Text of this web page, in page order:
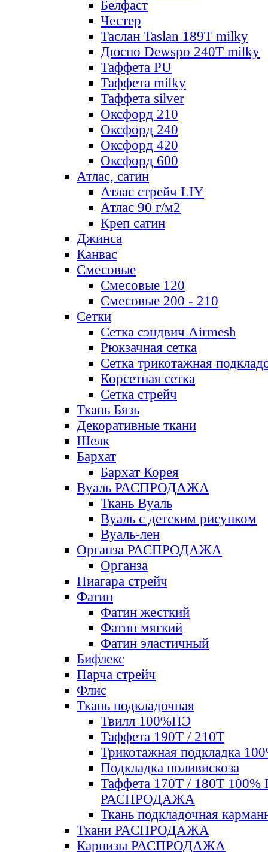
Белфаст
Честер
Таслан Taslan 189T milky
Дюспо Dewspo 240T milky
Таффета PU
Таффета milky
Таффета silver
Оксфорд 210
Оксфорд 240
Оксфорд 420
Оксфорд 600
Атлас, сатин
Атлас стрейч LIY
Атлас 90 г/м2
Креп сатин
Джинса
Канвас
Смесовые
Смесовые 120
Смесовые 200 - 210
Сетки
Сетка сэндвич Airmesh
Рюкзачная сетка
Сетка трикотажная
Корсетная сетка
Сетка стрейч
Ткань Бязь
Декоративные ткани
Шелк
Бархат
Бархат Корея
Вуаль РАСПРОДАЖА
Ткань Вуаль
Вуаль с детским рисунком
Вуаль-лен
Органза РАСПРОДАЖА
Органза
Ниагара стрейч
Фатин
Фатин жесткий
Фатин мягкий
Фатин элаcтичный
Бифлекс
Парча стрейч
Флис
Ткань подкладочная
Твилл 100%ПЭ
Таффета 190Т / 210Т
Трикотажная подкладка
Подкладка поливискоза
Таффета 170Т / 180Т 100%
РАСПРОДАЖА
Ткань подкладочная
Ткани РАСПРОДАЖА
Карнизы РАСПРОДАЖА